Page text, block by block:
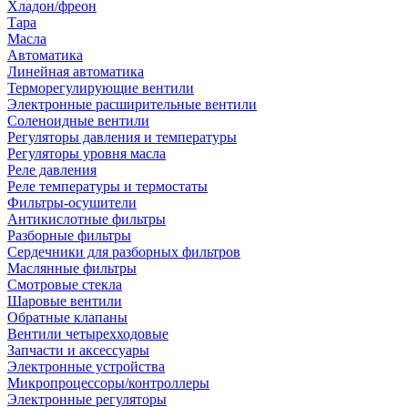
Хладон/фреон
Тара
Масла
Автоматика
Линейная автоматика
Терморегулирующие вентили
Электронные расширительные вентили
Соленоидные вентили
Регуляторы давления и температуры
Регуляторы уровня масла
Реле давления
Реле температуры и термостаты
Фильтры-осушители
Антикислотные фильтры
Разборные фильтры
Сердечники для разборных фильтров
Маслянные фильтры
Смотровые стекла
Шаровые вентили
Обратные клапаны
Вентили четырехходовые
Запчасти и аксессуары
Электронные устройства
Микропроцессоры/контроллеры
Электронные регуляторы